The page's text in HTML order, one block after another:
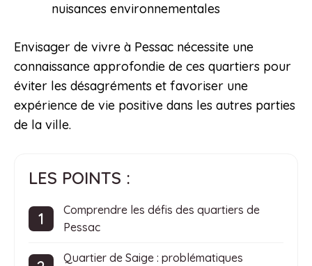
nuisances environnementales
Envisager de vivre à Pessac nécessite une
connaissance approfondie de ces quartiers pour
éviter les désagréments et favoriser une
expérience de vie positive dans les autres parties
de la ville.
LES POINTS :
Comprendre les défis des quartiers de
Pessac
Quartier de Saige : problématiques